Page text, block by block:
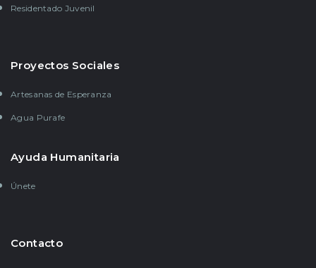
Residentado Juvenil
Proyectos Sociales
Artesanas de Esperanza
Agua Purafe
Ayuda Humanitaria
Únete
Contacto